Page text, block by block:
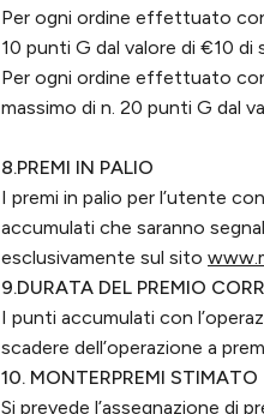
Per ogni ordine effettuato
10 punti G dal valore di €10
Per ogni ordine effettuato
massimo di n. 20 punti G dal
8.PREMI IN PALIO
I premi in palio per l’utente
accumulati che saranno
esclusivamente sul sito
9.DURATA DEL PREMIO
I punti accumulati con
scadere dell’operazione a
10. MONTERPREMI STIMATO
Si prevede l’assegnazione di